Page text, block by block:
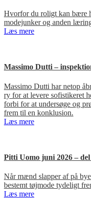
Hvorfor du roligt kan bære
modejunker og anden
Læs mere
Massimo Dutti –
Massimo Dutti har netop
ry for at levere sofistikeret
forbi for at undersøge og
frem til en konklusion.
Læs mere
Pitti Uomo juni 2026 – del
Når mænd slapper af på
bestemt tøjmode tydeligt
Læs mere